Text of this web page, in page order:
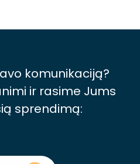
komunikaciją?
ir rasime Jums
sprendimą: